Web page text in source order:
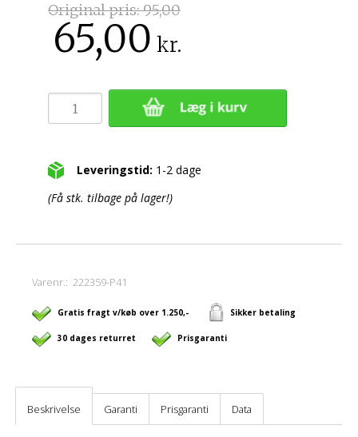
Original pris:95,00
65,00 kr.
Leveringstid: 1-2 dage
(Få stk. tilbage på lager!)
Varenr.:222359-P41
Gratis fragt v/køb over 1.250,- Sikker betaling
30 dages returret Prisgaranti
Beskrivelse Garanti Prisgaranti Data